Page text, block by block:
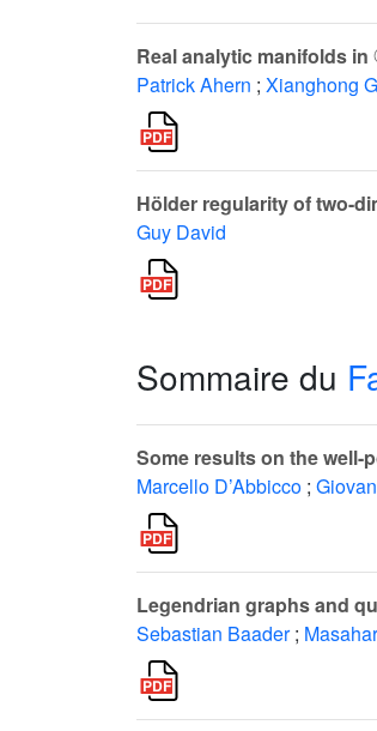
Real analytic manifolds in
Patrick Ahern ; Xianghong
Hölder regularity of two-
Guy David
Sommaire du
Some results on the
Marcello D’Abbicco ;
Legendrian graphs and
Sebastian Baader ;